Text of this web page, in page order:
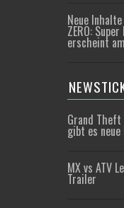
Neue
ZERO:
erscheint
Grand
gibt es
MX vs ATV
Trailer